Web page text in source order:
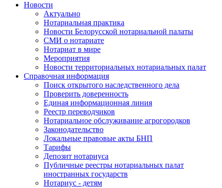
Новости
Актуально
Нотариальная практика
Новости Белорусской нотариальной палаты
СМИ о нотариате
Нотариат в мире
Мероприятия
Новости территориальных нотариальных палат
Справочная информация
Поиск открытого наследственного дела
Проверить доверенность
Единая информационная линия
Реестр переводчиков
Нотариальное обслуживание агрогородков
Законодательство
Локальные правовые акты БНП
Тарифы
Депозит нотариуса
Публичные реестры нотариальных палат
иностранных государств
Нотариус - детям